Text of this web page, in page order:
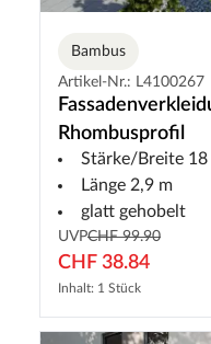
Bambus
Artikel-Nr.: L4100267
Rhombusprofil
Stärke/Breite 18
Länge 2,9 m
glatt gehobelt
UVPCHF 99.90
CHF 38.84
Inhalt: 1 Stück